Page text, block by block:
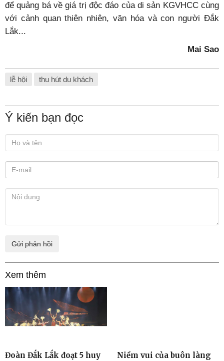
để quảng bá về giá trị độc đáo của di sản KGVHCC cùng
với cảnh quan thiên nhiên, văn hóa và con người Đắk
Lắk...
Mai Sao
lễ hội thu hút du khách
Ý kiến bạn đọc
Xem thêm
Đoàn Đắk Lắk đoạt 5 huy
Niềm vui của buôn làng